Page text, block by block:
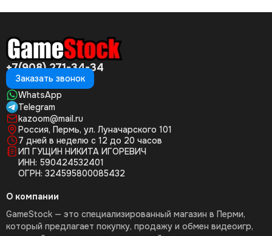
+7(908) 271-34-34
Заказать звонок
WhatsApp
Telegram
kazoom@mail.ru
Россия, Пермь, ул. Луначарского 101
7 дней в неделю с 12 до 20 часов
ИП ГУЩИН НИКИТА ИГОРЕВИЧ
ИНН: 590424532401
ОГРН: 324595800085432
О компании
GameStock — это специализированный магазин в Перми,
который предлагает покупку, продажу и обмен видеоигр,